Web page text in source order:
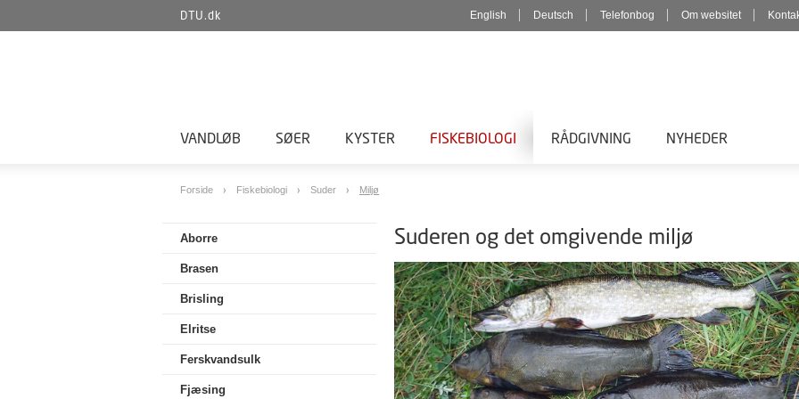
DTU.dk English Deutsch Telefonbog Om websitet
VANDLØB SØER KYSTER FISKEBIOLOGI RÅDGIVNING NYHEDER
Forside Fiskebiologi Suder Miljø
Aborre
Brasen
Brisling
Elritse
Ferskvandsulk
Fjæsing
Suderen og det omgivende miljø